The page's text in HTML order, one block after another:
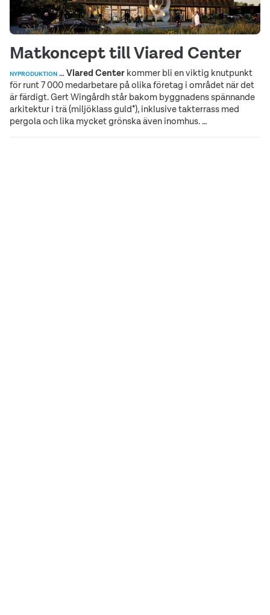
Matkoncept till Viared Center
NYPRODUKTION … Viared Center kommer bli en viktig knutpunkt
för runt 7 000 medarbetare på olika företag i området när det
är färdigt. Gert Wingårdh står bakom byggnadens spännande
arkitektur i trä (miljöklass guld*), inklusive takterrass med
pergola och lika mycket grönska även inomhus. …